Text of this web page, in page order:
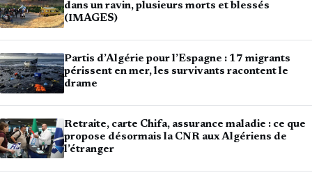
dans un ravin, plusieurs morts et blessés
(IMAGES)
Partis d’Algérie pour l’Espagne : 17 migrants
périssent en mer, les survivants racontent le
drame
Retraite, carte Chifa, assurance maladie : ce que
propose désormais la CNR aux Algériens de
l’étranger